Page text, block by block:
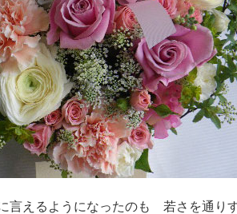
言えるようになったのも 若さを通り